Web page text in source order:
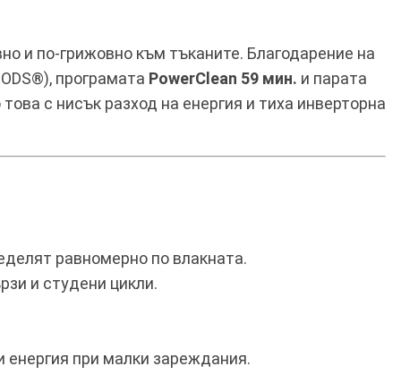
и по-грижовно към тъканите. Благодарение на
програмата PowerClean 59 мин. и парата
с нисък разход на енергия и тиха инверторна
равномерно по влакната.
и студени цикли.
енергия при малки зареждания.